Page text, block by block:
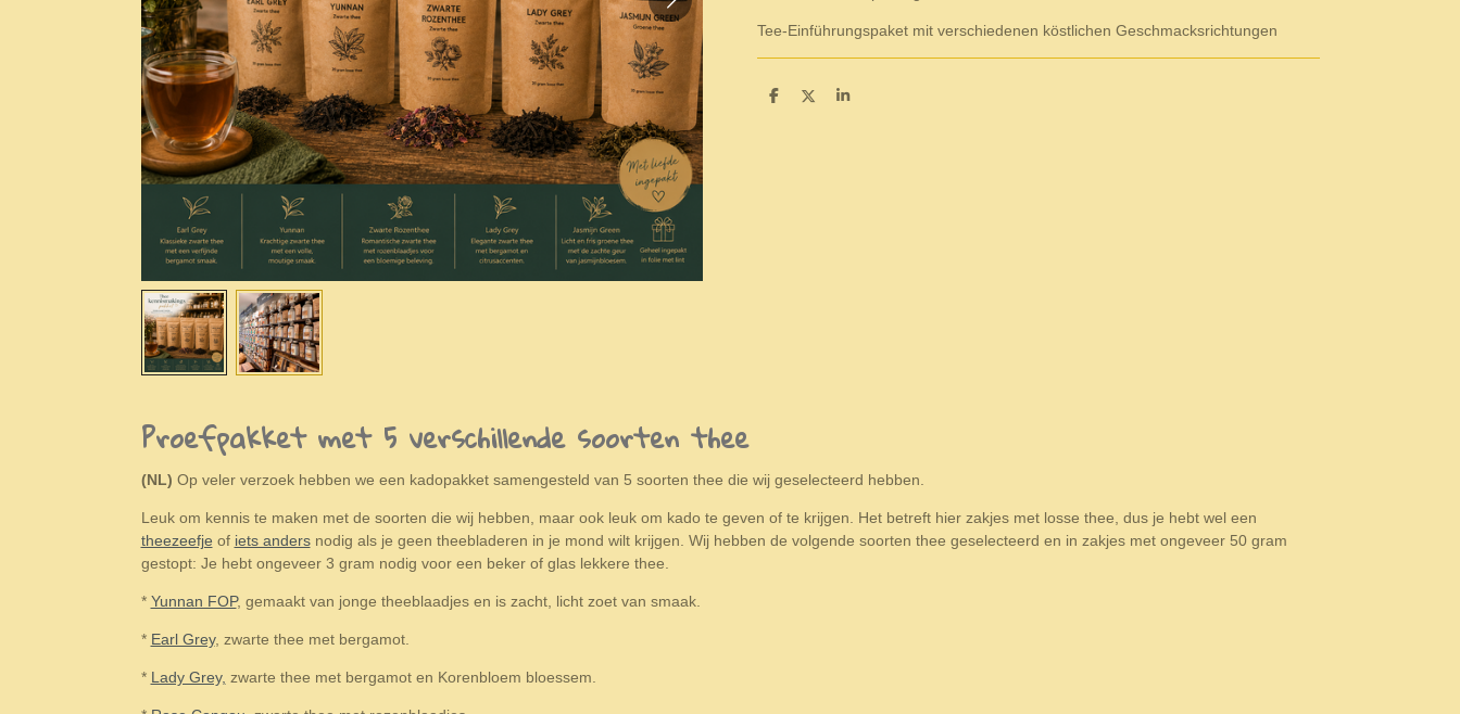
Tee-Einführungspaket mit verschiedenen köstlichen Geschmacksrichtungen
S
S
S
Proefpakket met 5 verschillende soorten thee
(NL) Op veler verzoek hebben we een kadopakket samengesteld van 5 soorten thee die wij geselecteerd hebben.
Leuk om kennis te maken met de soorten die wij hebben, maar ook leuk om kado te geven of te krijgen. Het betreft hier zakjes met losse thee, dus je hebt wel een
theezeefje of iets andersnodig als je geen theebladeren in je mond wilt krijgen. Wij hebben de volgende soorten thee geselecteerd en in zakjes met ongeveer 50 gram
gestopt: Je hebt ongeveer 3 gram nodig voor een beker of glas lekkere thee.
* Yunnan FOP, gemaakt van jonge theeblaadjes en is zacht, licht zoet van smaak.
* Earl Grey, zwarte thee met bergamot.
* Lady Grey, zwarte thee met bergamot en Korenbloem bloessem.